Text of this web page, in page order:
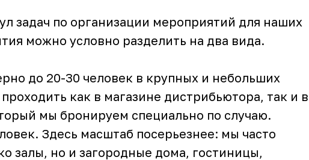
задач по организации мероприятий для наших
можно условно разделить на два вида.
до 20-30 человек в крупных и небольших
как в магазине дистрибьютора, так и в
мы бронируем специально по случаю.
Здесь масштаб посерьезнее: мы часто
залы, но и загородные дома, гостиницы,